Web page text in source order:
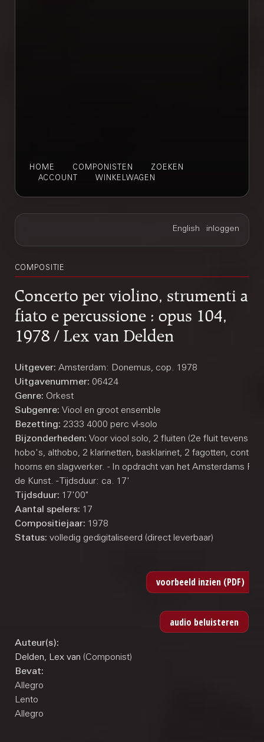
HOME COMPONISTEN
ZOEKEN
ACCOUNT
WINKELWAGEN
COMPOSITIE
Concerto per violino, strumenti a
fiato e percussione : opus 104,
1978 / Lex van Delden
Uitgever: Amsterdam: Donemus, cop. 1978
Uitgavenummer: 06424
Genre: Orkest
Subgenre: Viool en groot ensemble
Bezetting: 2333 4000 perc vl-solo
Bijzonderheden: Voor viool solo, 2 fluiten (2e fluit tevens
hobo's, althobo, 2 klarinetten, basklarinet, 2 fagotten,
hoorns en slagwerker. - In opdracht van het Amsterdams
de Kunst. - Tijdsduur: ca. 17'
Tijdsduur: 17'00"
Aantal spelers: 17
Compositiejaar: 1978
Status: volledig gedigitaliseerd (direct leverbaar)
Auteur(s):
Delden, Lex van (Componist)
Bevat:
Allegro
Lento
Allegro